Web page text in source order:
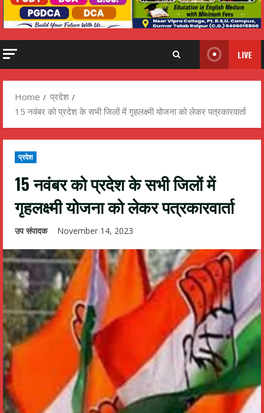
LIVE
Home
प्रदेश
15 नवंबर को प्रदेश के सभी जिलों में गृहलक्ष्मी योजना को लेकर पत्रकारवार्ता
प्रदेश
15 नवंबर को प्रदेश के सभी जिलों में
गृहलक्ष्मी योजना को लेकर पत्रकारवार्ता
उप संपादक November 14, 2023